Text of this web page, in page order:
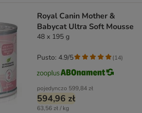
Royal Canin Mother &
Babycat Ultra Soft Mousse
48 x 195 g
pojedynczo 599,84 zł
594,96 zł
63,56 zł / kg
Pusto: 4.9/5 (14)